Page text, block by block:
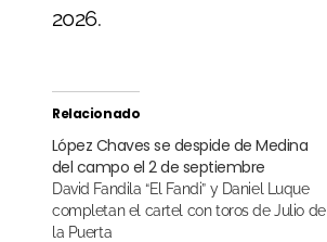
2026.
Relacionado
López Chaves se despide de Medina
del campo el 2 de septiembre
David Fandila “El Fandi” y Daniel Luque
completan el cartel con toros de Julio de
la Puerta